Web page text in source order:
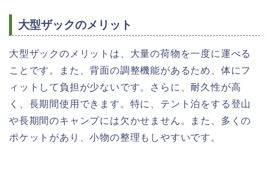
大型ザックのメリット
大型ザックのメリットは、大量の荷物を一度に運べる
ことです。また、背面の調整機能があるため、体にフ
ィットして負担が少ないです。さらに、耐久性が高
く、長期間使用できます。特に、テント泊をする登山
や長期間のキャンプには欠かせません。また、多くの
ポケットがあり、小物の整理もしやすいです。